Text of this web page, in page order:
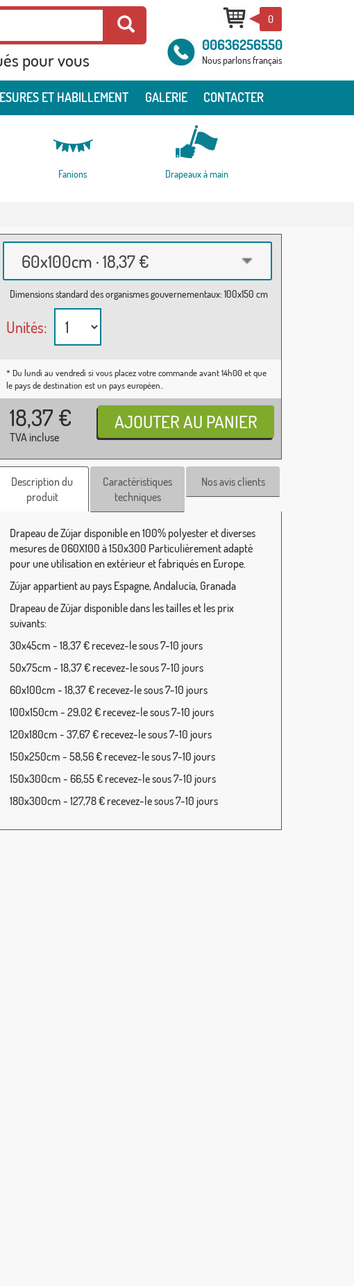
pour vous
0
00636256550
Nous parlons français
ET HABILLEMENT GALERIE CONTACTER
Fanions Drapeaux à main
60x100cm · 18,37 €
Dimensions standard des organismes gouvernementaux: 100x150 cm
Unités:
* Du lundi au vendredi si vous placez votre commande avant 14h00 et que
le pays de destination est un pays européen..
18,37 €
TVA incluse
Description du
produit
Caractéristiques
techniques
Nos avis clients
Drapeau de Zújar disponible en 100% polyester et diverses
mesures de 060X100 à 150x300 Particulièrement adapté
pour une utilisation en extérieur et fabriqués en Europe.
Zújar appartient au pays Espagne, Andalucía, Granada
Drapeau de Zújar disponible dans les tailles et les prix
suivants:
30x45cm - 18,37 € recevez-le sous 7-10 jours
50x75cm - 18,37 € recevez-le sous 7-10 jours
60x100cm - 18,37 € recevez-le sous 7-10 jours
100x150cm - 29,02 € recevez-le sous 7-10 jours
120x180cm - 37,67 € recevez-le sous 7-10 jours
150x250cm - 58,56 € recevez-le sous 7-10 jours
150x300cm - 66,55 € recevez-le sous 7-10 jours
180x300cm - 127,78 € recevez-le sous 7-10 jours